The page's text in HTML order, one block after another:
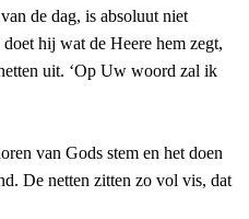
de dag, is absoluut niet
hij wat de Heere hem zegt,
uit. ‘Op Uw woord zal ik
van Gods stem en het doen
De netten zitten zo vol vis, dat